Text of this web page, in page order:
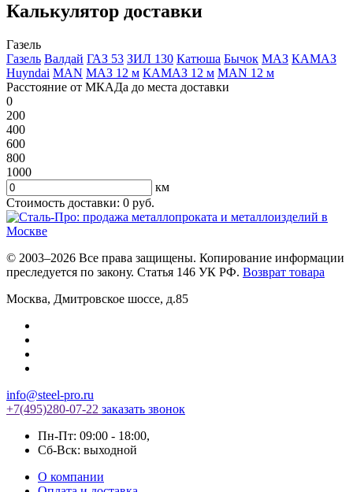
Калькулятор доставки
Газель
Газель Валдай ГАЗ 53 ЗИЛ 130 Катюша Бычок МАЗ КАМАЗ
Huyndai MAN МАЗ 12 м КАМАЗ 12 м MAN 12 м
Расстояние от МКАДа до места доставки
0
200
400
600
800
1000
км
Стоимость доставки: 0 руб.
© 2003–2026 Все права защищены. Копирование информации
преследуется по закону. Статья 146 УК РФ. Возврат товара
Москва, Дмитровское шоссе, д.85
info@steel-pro.ru
+7(495)280-07-22 заказать звонок
Пн-Пт: 09:00 - 18:00,
Cб-Вск: выходной
О компании